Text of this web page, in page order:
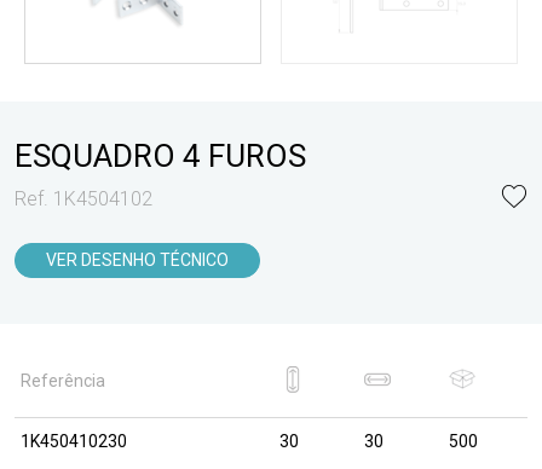
ESQUADRO 4 FUROS
Ref. 1K4504102
VER DESENHO TÉCNICO
Referência
1K450410230 30 30 500